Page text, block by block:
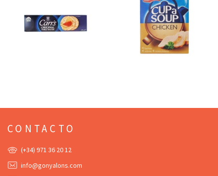
CONTACTO
(+34) 971 36 20 12
info@gonyalons.com